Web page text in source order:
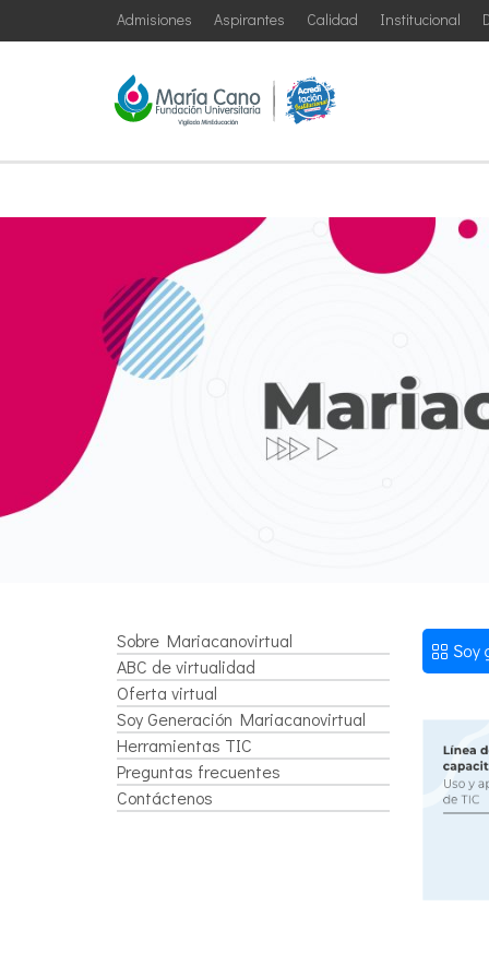
Institucional
Calidad
Aspirantes
Admisiones
Sobre Mariacanovirtual
ABC de virtualidad
Oferta virtual
Soy Generación Mariacanovirtual
Herramientas TIC
Preguntas frecuentes
Contáctenos